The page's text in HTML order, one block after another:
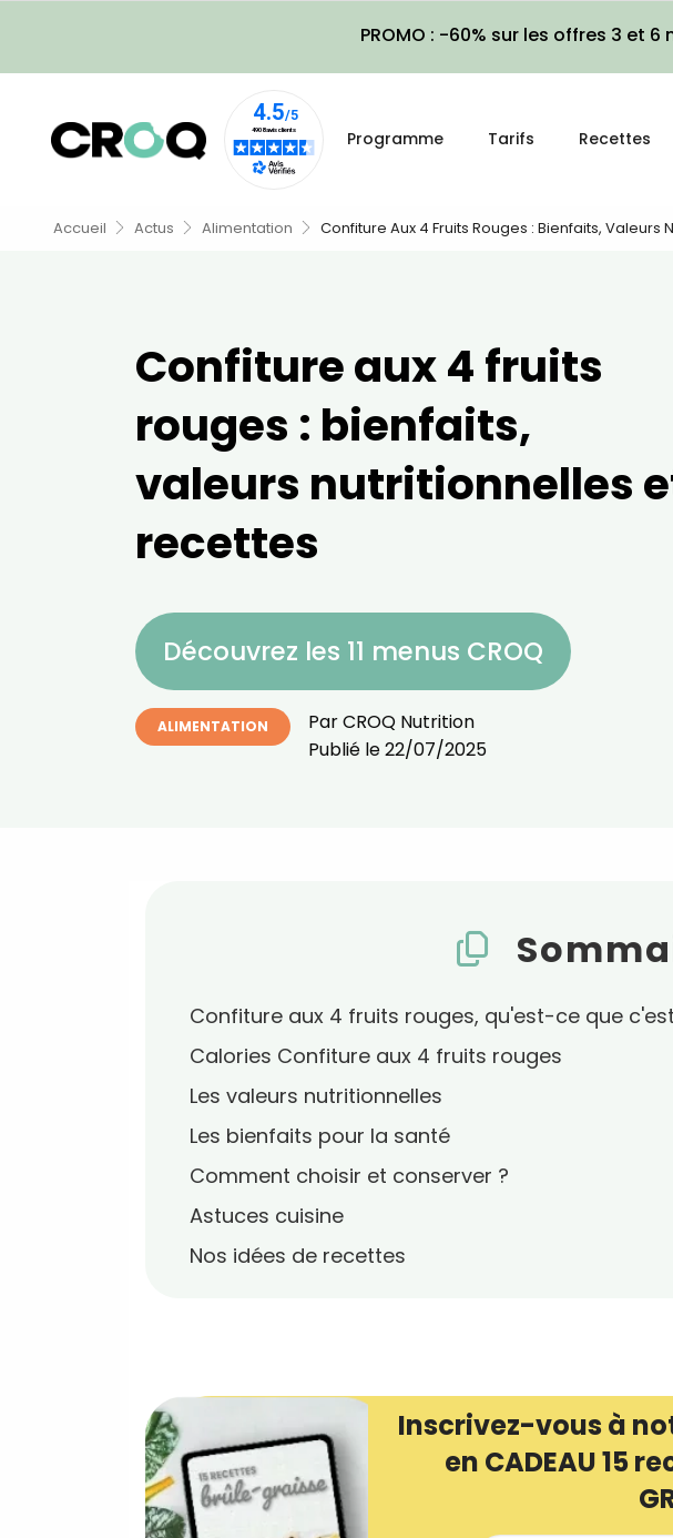
PROMO : -60% sur les offres 3 et
Programme Tarifs Recettes
Accueil Actus Alimentation Confiture Aux 4 Fruits Rouges : Bienfaits, Valeurs
Confiture aux 4 fruits
rouges : bienfaits,
valeurs nutritionnelles
recettes
Découvrez les 11 menus CROQ
ALIMENTATION ParCROQ Nutrition
Publié le22/07/2025
Confiture aux 4 fruits rouges, qu'est-ce que
Calories Confiture aux 4 fruits rouges
Les valeurs nutritionnelles
Les bienfaits pour la santé
Comment choisir et conserver ?
Astuces cuisine
Nos idées de recettes
Inscrivez-vous à
en CADEAU 15